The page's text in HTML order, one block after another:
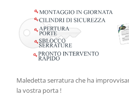
Maledetta serratura che ha
la vostra porta !